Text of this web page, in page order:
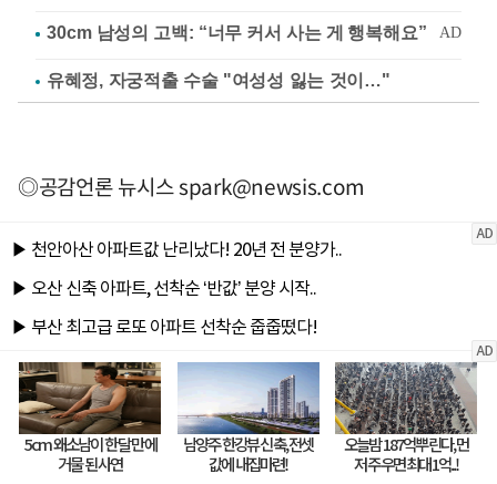
유혜정, 자궁적출 수술 "여성성 잃는 것이…"
◎공감언론 뉴시스spark@newsis.com